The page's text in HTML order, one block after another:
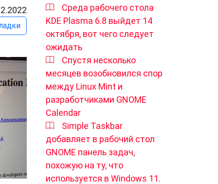
Среда рабочего стола
KDE Plasma 6.8 выйдет 14
октября, вот чего следует
ожидать
Спустя несколько
месяцев возобновился спор
между Linux Mint и
разработчиками GNOME
Calendar
Simple Taskbar
добавляет в рабочий стол
GNOME панель задач,
похожую на ту, что
используется в Windows 11.